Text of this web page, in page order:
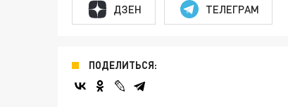
ДЗЕН ТЕЛЕГРАМ
ПОДЕЛИТЬСЯ: